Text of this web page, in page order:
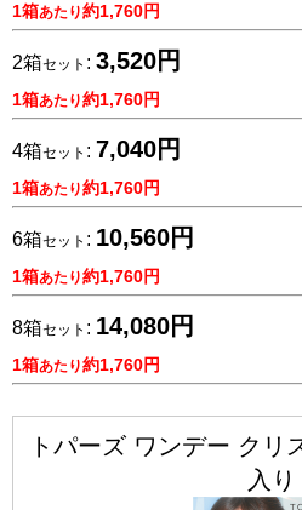
1箱あたり約1,760円
2箱セット : 3,520円
1箱あたり約1,760円
4箱セット : 7,040円
1箱あたり約1,760円
6箱セット : 10,560円
1箱あたり約1,760円
8箱セット : 14,080円
1箱あたり約1,760円
トパーズ ワンデー クリ
入り